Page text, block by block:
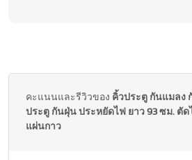
คะแนนและรีวิวของ คิ้วประตู กันแมลง
ประตู กันฝุ่น ประหยัดไฟ ยาว 93 ซม. ตัด
แผ่นกาว